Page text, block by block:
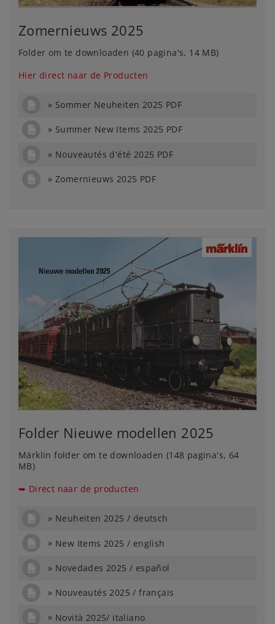
Zomernieuws 2025
Folder om te downloaden (40 pagina's, 14 MB)
Hier direct naar de Producten
Sommer Neuheiten 2025 PDF
Summer New Items 2025 PDF
Nouveautés d'été 2025 PDF
Zomernieuws 2025 PDF
Folder Nieuwe modellen 2025
Märklin folder om te downloaden (148 pagina's, 64
MB)
➥ Direct naar de producten
Neuheiten 2025 / deutsch
New Items 2025 / english
Novedades 2025 / español
Nouveautés 2025 / français
Novità 2025/ italiano